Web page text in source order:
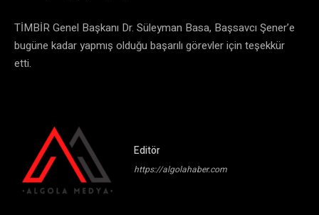
TİMBİR Genel Başkanı Dr. Süleyman Basa, Başsavcı Şener’e
bugüne kadar yapmış olduğu başarılı görevler için teşekkür
etti.
Editör
https://algolahaber.com